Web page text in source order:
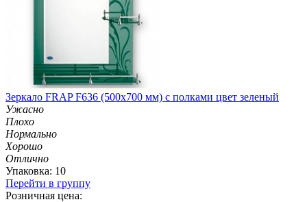
Зеркало FRAP F636 (500х700 мм) с полками цвет зеленый
Ужасно
Плохо
Нормально
Хорошо
Отлично
Упаковка: 10
Перейти в группу
Розничная цена: